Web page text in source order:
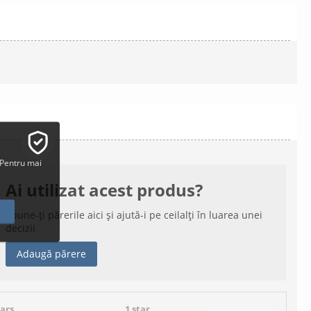
Ai utilizat acest produs?
Spune-ți părerile aici și ajută-i pe ceilalți în luarea unei
decizii
Adaugă părere
mai